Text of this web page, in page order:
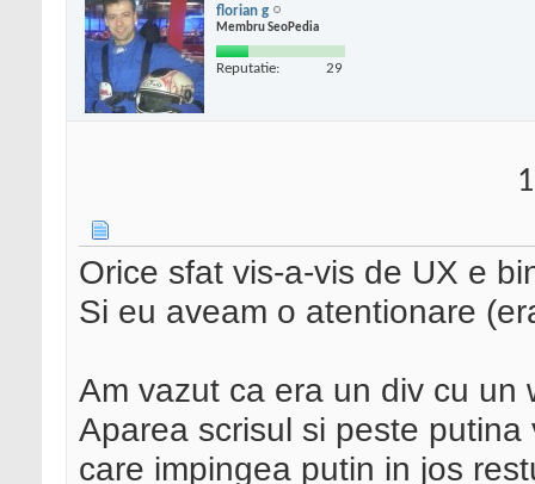
florian g
Membru SeoPedia
Reputatie: 29
Orice sfat vis-a-vis de UX e
Si eu aveam o atentionare
Am vazut ca era un div cu un
Aparea scrisul si peste
care impingea putin in jos